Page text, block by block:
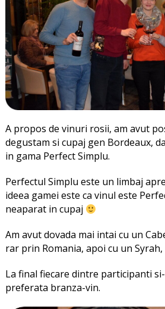
A propos de vinuri rosii, am avut
degustam si cupaj gen Bordeaux,
in gama Perfect Simplu.
Perfectul Simplu este un limbaj
ideea gamei este ca vinul este
neaparat in cupaj
Am avut dovada mai intai cu un
rar prin Romania, apoi cu un
La final fiecare dintre participanti
preferata branza-vin.